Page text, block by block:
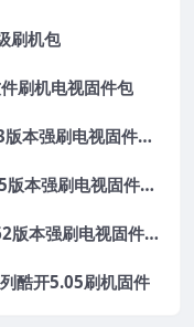
刷机包
刷机电视固件包
TCL电视V8-S38AT01-LF1V123版本强刷电视固件包下载
TCL电视V8-RT95001-LF1V215版本强刷电视固件包下载
TCL电视V8-0MT5508-LF1V362版本强刷电视固件包下载
酷开5.05刷机固件